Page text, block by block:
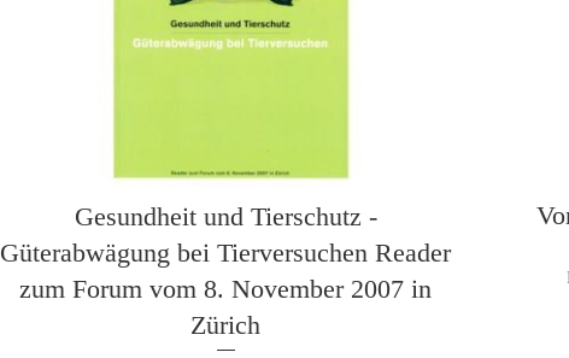
Gesundheit und Tierschutz -
Güterabwägung bei Tierversuchen Reader
zum Forum vom 8. November 2007 in
Zürich